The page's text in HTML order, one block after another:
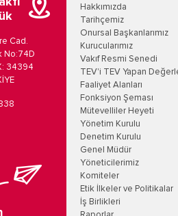
Cad.
No:74D
34394
Hakkımızda
Tarihçemiz
Onursal Başkanlarımız
Kurucularımız
Vakıf Resmi Senedi
TEV'i TEV Yapan
Faaliyet Alanları
Fonksiyon Şeması
Mütevelliler Heyeti
Yönetim Kurulu
Denetim Kurulu
Genel Müdür
Yöneticilerimiz
Komiteler
Etik İlkeler ve Politikalar
İş Birlikleri